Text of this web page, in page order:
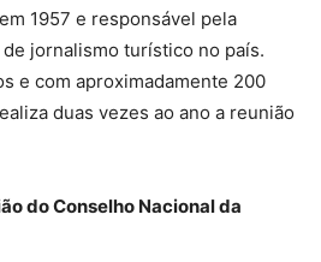
1957 e responsável pela
jornalismo turístico no país.
e com aproximadamente 200
duas vezes ao ano a reunião
do Conselho Nacional da